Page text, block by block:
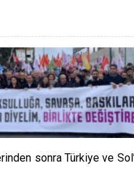
sonra Türkiye ve